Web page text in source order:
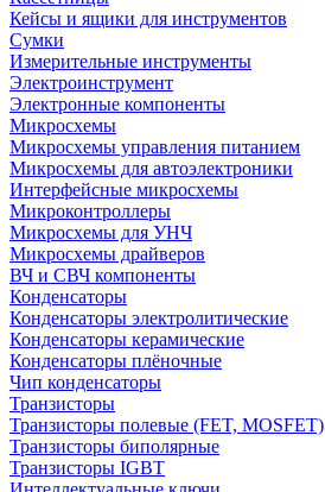
Кейсы и ящики для инструментов
Сумки
Измерительные инструменты
Электроинструмент
Электронные компоненты
Микросхемы
Микросхемы управления питанием
Микросхемы для автоэлектроники
Интерфейсные микросхемы
Микроконтроллеры
Микросхемы для УНЧ
Микросхемы драйверов
ВЧ и СВЧ компоненты
Конденсаторы
Конденсаторы электролитические
Конденсаторы керамические
Конденсаторы плёночные
Чип конденсаторы
Транзисторы
Транзисторы полевые (FET, MOSFET)
Транзисторы биполярные
Транзисторы IGBT